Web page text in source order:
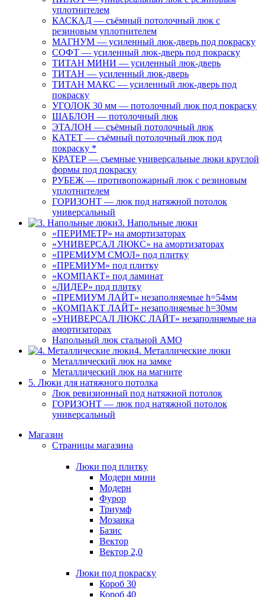
уплотнителем
КАСКАД — съёмный потолочный люк с
резиновым уплотнителем
МАГНУМ — усиленный люк-дверь под покраску
СОФТ — усиленный люк-дверь под покраску
ТИТАН МИНИ — усиленный люк-дверь
ТИТАН — усиленный люк-дверь
ТИТАН МАКС — усиленный люк-дверь под
покраску
УГОЛОК 30 мм — потолочный люк под покраску
ШАБЛОН — потолочный люк
ЭТАЛОН — съёмный потолочный люк
КАТЕТ — съёмный потолочный люк под
покраску *
КРАТЕР — съемные универсальные люки круглой
формы под покраску
РУБЕЖ — противопожарный люк с резиновым
уплотнителем
ГОРИЗОНТ — люк под натяжной потолок
универсальный
3. Напольные люки
«ПЕРИМЕТР» на амортизаторах
«УНИВЕРСАЛ ЛЮКС» на амортизаторах
«ПРЕМИУМ СМОЛ» под плитку
«ПРЕМИУМ» под плитку
«КОМПАКТ» под ламинат
«ЛИДЕР» под плитку
«ПРЕМИУМ ЛАЙТ» незаполняемые h=54мм
«КОМПАКТ ЛАЙТ» незаполняемые h=30мм
«УНИВЕРСАЛ ЛЮКС ЛАЙТ» незаполняемые на
амортизаторах
Напольный люк стальной АМО
4. Металлические люки
Металлический люк на замке
Металлический люк на магните
5. Люки для натяжного потолка
Люк ревизионный под натяжной потолок
ГОРИЗОНТ — люк под натяжной потолок
универсальный
Магазин
Страницы магазина
Люки под плитку
Модерн мини
Модерн
Фурор
Триумф
Мозаика
Базис
Вектор
Вектор 2,0
Люки под покраску
Короб 30
Короб 40